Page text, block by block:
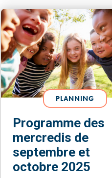
PLANNING
Programme des
mercredis de
septembre et
octobre 2025